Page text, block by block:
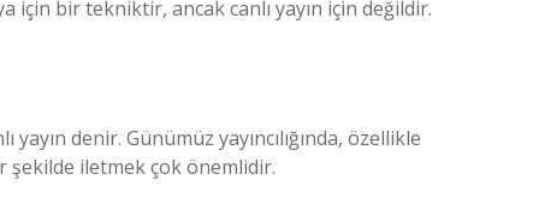
için bir tekniktir, ancak canlı yayın için değildir.
yayın denir. Günümüz yayıncılığında, özellikle
şekilde iletmek çok önemlidir.